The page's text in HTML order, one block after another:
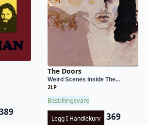
The Doors
Weird Scenes Inside The...
2LP
Bestillingsvare
Legg I Handlekurv 369